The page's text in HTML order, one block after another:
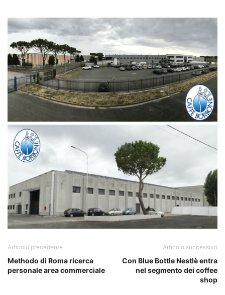
Articolo precedente
Methodo di Roma ricerca
personale area commerciale
Articolo successivo
Con Blue Bottle Nestlè entra
nel segmento dei coffee
shop